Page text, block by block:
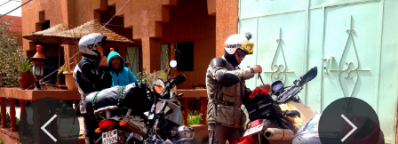
Polityka prywatności
Reklama
Kontakt